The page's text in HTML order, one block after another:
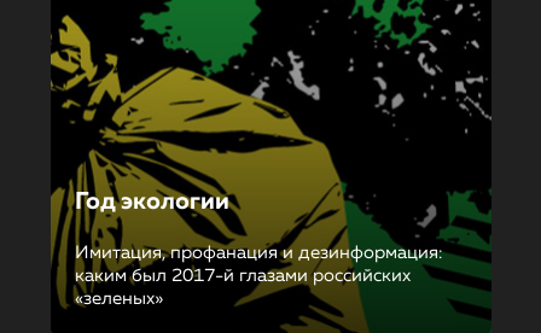
Год экологии
Имитация, профанация и дезинформация:
каким был 2017-й глазами российских
«зеленых»